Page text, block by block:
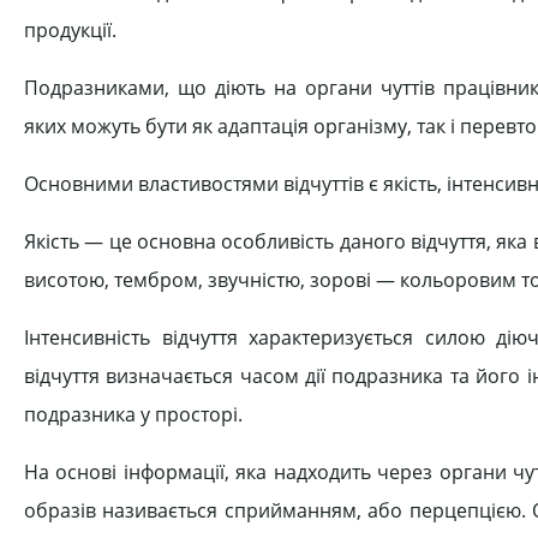
продукції.
Подразниками, що діють на органи чуттів
яких можуть бути як адаптація організму, так і
Основними властивостями відчуттів є якість,
Якість — це основна особливість даного відчуття, яка
висотою, тембром, звучністю, зорові — кольоровим
Інтенсивність відчуття характеризується силою
відчуття визначається часом дії подразника та його
подразника у просторі.
На основі інформації, яка надходить через органи
образів називається сприйманням, або перцепцією.